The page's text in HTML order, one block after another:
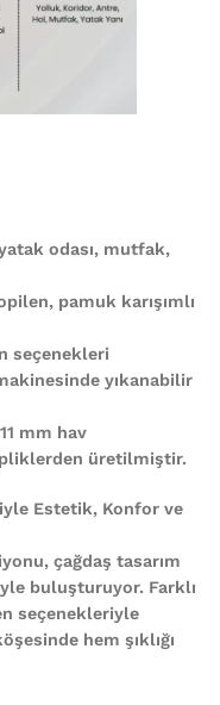
odası, mutfak,
pamuk karışımlı
seçenekleri
yıkanabilir
mm hav
üretilmiştir.
Estetik, Konfor ve
çağdaş tasarım
buluşturuyor. Farklı
seçenekleriyle
hem şıklığı